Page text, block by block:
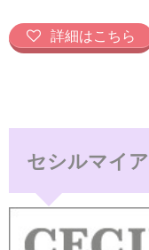
詳細はこちら
セシルマイ